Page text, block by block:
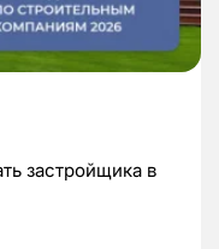
застройщика в